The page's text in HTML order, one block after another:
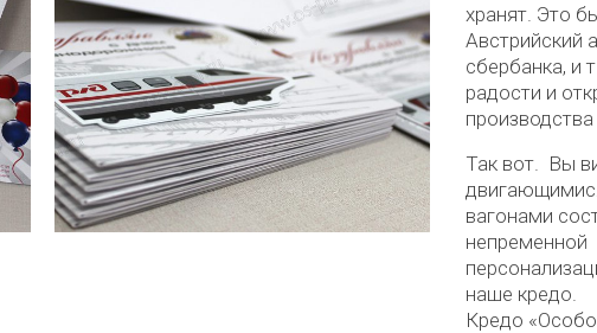
хранят. Это
Австрийский
сбербанка, и
радости и
Так вот. Вы
вагонами
непременной
наше кредо.
Кредо